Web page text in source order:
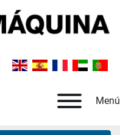
Menú